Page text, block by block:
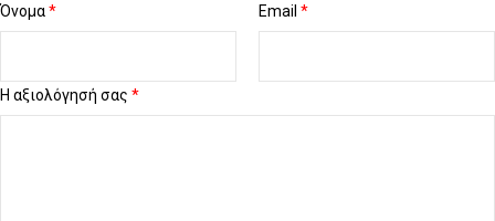
Η αξιολόγησή σας *
Όνομα* Email *